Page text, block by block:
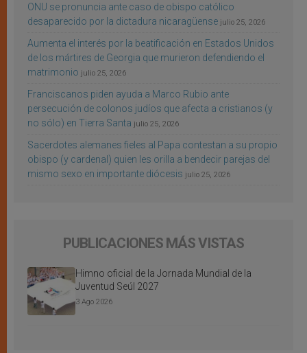
ONU se pronuncia ante caso de obispo católico
desaparecido por la dictadura nicaragüense julio 25, 2026
Aumenta el interés por la beatificación en Estados Unidos
de los mártires de Georgia que murieron defendiendo el
matrimonio julio 25, 2026
Franciscanos piden ayuda a Marco Rubio ante
persecución de colonos judíos que afecta a cristianos (y
no sólo) en Tierra Santa julio 25, 2026
Sacerdotes alemanes fieles al Papa contestan a su propio
obispo (y cardenal) quien les orilla a bendecir parejas del
mismo sexo en importante diócesis julio 25, 2026
PUBLICACIONES MÁS VISTAS
Himno oficial de la Jornada Mundial de la
Juventud Seúl 2027
3 Ago 2026